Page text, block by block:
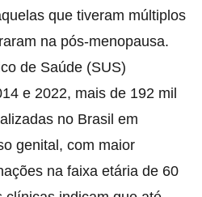
que tiveram múltiplos
na pós-menopausa.
de Saúde (SUS)
e 2022, mais de 192 mil
no Brasil em
genital, com maior
na faixa etária de 60